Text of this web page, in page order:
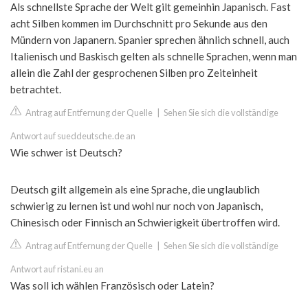
Als schnellste Sprache der Welt gilt gemeinhin Japanisch. Fast
acht Silben kommen im Durchschnitt pro Sekunde aus den
Mündern von Japanern. Spanier sprechen ähnlich schnell, auch
Italienisch und Baskisch gelten als schnelle Sprachen, wenn man
allein die Zahl der gesprochenen Silben pro Zeiteinheit
betrachtet.
Antrag auf Entfernung der Quelle Sehen Sie sich die vollständige
Antwort auf sueddeutsche.de an
Wie schwer ist Deutsch?
Deutsch gilt allgemein als eine Sprache, die unglaublich
schwierig zu lernen ist und wohl nur noch von Japanisch,
Chinesisch oder Finnisch an Schwierigkeit übertroffen wird.
Antrag auf Entfernung der Quelle Sehen Sie sich die vollständige
Antwort auf ristani.eu an
Was soll ich wählen Französisch oder Latein?